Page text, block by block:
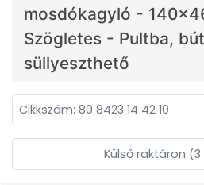
mosdókagyló -
Szögletes - Pultba,
süllyeszthető
Cikkszám: 80 8423 14 42 10
Külső raktáron